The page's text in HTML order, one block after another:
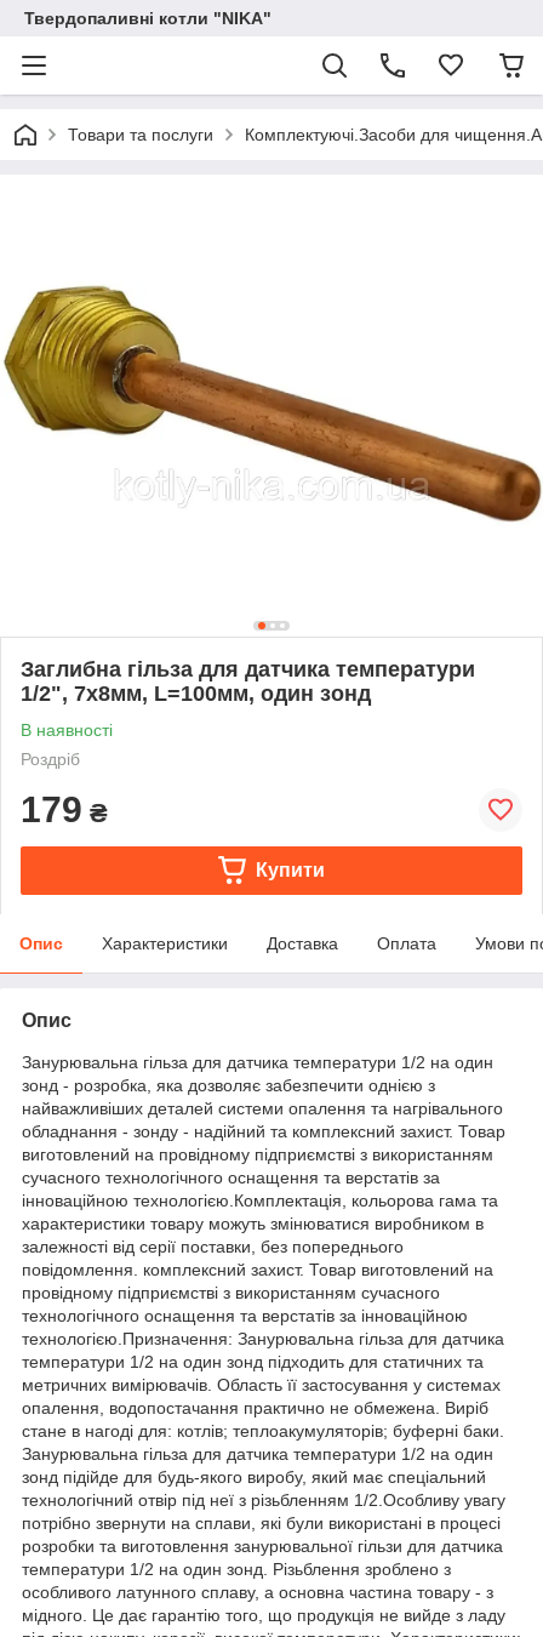
Твердопаливні котли "NIKA"
Товари та послуги Комплектуючі.Засоби для
Заглибна гільза для датчика температури
1/2", 7х8мм, L=100мм, один зонд
В наявності
Роздріб
179 ₴
Купити
Опис Характеристики Доставка Оплата Умови
Опис
Занурювальна гільза для датчика температури 1/2 на один
зонд - розробка, яка дозволяє забезпечити однією з
найважливіших деталей системи опалення та нагрівального
обладнання - зонду - надійний та комплексний захист. Товар
виготовлений на провідному підприємстві з використанням
сучасного технологічного оснащення та верстатів за
інноваційною технологією.Комплектація, кольорова гама та
характеристики товару можуть змінюватися виробником в
залежності від серії поставки, без попереднього
повідомлення. комплексний захист. Товар виготовлений на
провідному підприємстві з використанням сучасного
технологічного оснащення та верстатів за інноваційною
технологією.Призначення: Занурювальна гільза для датчика
температури 1/2 на один зонд підходить для статичних та
метричних вимірювачів. Область її застосування у системах
опалення, водопостачання практично не обмежена. Виріб
стане в нагоді для: котлів; теплоакумуляторів; буферні баки.
Занурювальна гільза для датчика температури 1/2 на один
зонд підійде для будь-якого виробу, який має спеціальний
технологічний отвір під неї з різьбленням 1/2.Особливу увагу
потрібно звернути на сплави, які були використані в процесі
розробки та виготовлення занурювальної гільзи для датчика
температури 1/2 на один зонд. Різьблення зроблено з
особливого латунного сплаву, а основна частина товару - з
мідного. Це дає гарантію того, що продукція не вийде з ладу